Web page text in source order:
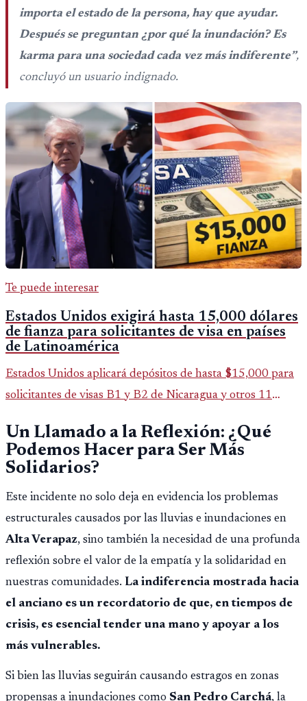
importa el estado de la persona, hay que ayudar.
Después se preguntan ¿por qué la inundación? Es
karma para una sociedad cada vez más indiferente”,
concluyó un usuario indignado.
Te puede interesar
Estados Unidos exigirá hasta 15,000 dólares
de fianza para solicitantes de visa en países
de Latinoamérica
Estados Unidos aplicará depósitos de hasta $15,000 para
solicitantes de visas B1 y B2 de Nicaragua y otros 11
políticas migratorias.
Un Llamado a la Reflexión: ¿Qué
Podemos Hacer para Ser Más
Solidarios?
Este incidente no solo deja en evidencia los problemas
estructurales causados por las lluvias e inundaciones en
Alta Verapaz, sino también la necesidad de una profunda
reflexión sobre el valor de la empatía y la solidaridad en
nuestras comunidades. La indiferencia mostrada hacia
el anciano es un recordatorio de que, en tiempos de
crisis, es esencial tender una mano y apoyar a los
más vulnerables.
Si bien las lluvias seguirán causando estragos en zonas
propensas a inundaciones como San Pedro Carchá, la